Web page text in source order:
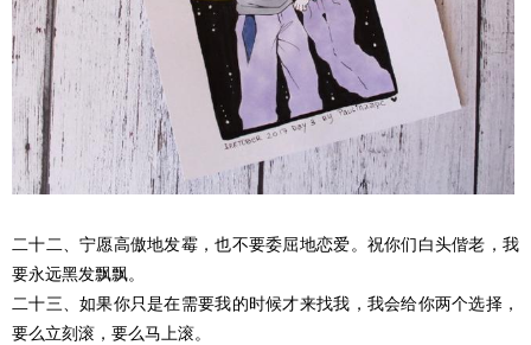
二十二、宁愿高傲地发霉，也不要委屈地恋爱。祝你们白头偕老，我
要永远黑发飘飘。
二十三、如果你只是在需要我的时候才来找我，我会给你两个选择，
要么立刻滚，要么马上滚。